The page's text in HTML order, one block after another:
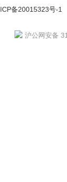
备20015323号-1
沪公网安备